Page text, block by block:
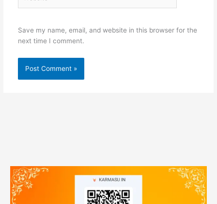
Save my name, email, and website in this browser for the
next time I comment.